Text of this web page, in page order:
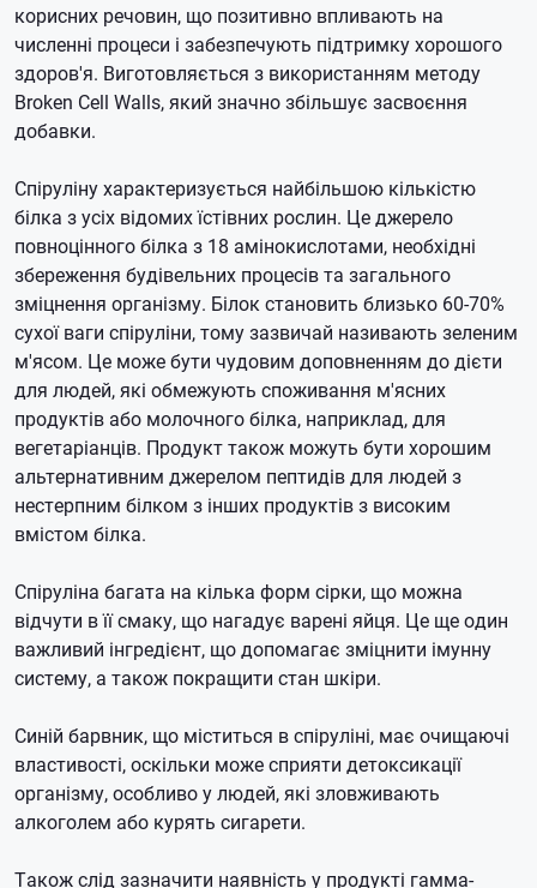
корисних речовин, що позитивно впливають на
численні процеси і забезпечують підтримку хорошого
здоров'я. Виготовляється з використанням методу
Broken Cell Walls, який значно збільшує засвоєння
добавки.
Спіруліну характеризується найбільшою кількістю
білка з усіх відомих їстівних рослин. Це джерело
повноцінного білка з 18 амінокислотами, необхідні
збереження будівельних процесів та загального
зміцнення організму. Білок становить близько 60-70%
сухої ваги спіруліни, тому зазвичай називають зеленим
м'ясом. Це може бути чудовим доповненням до дієти
для людей, які обмежують споживання м'ясних
продуктів або молочного білка, наприклад, для
вегетаріанців. Продукт також можуть бути хорошим
альтернативним джерелом пептидів для людей з
нестерпним білком з інших продуктів з високим
вмістом білка.
Спіруліна багата на кілька форм сірки, що можна
відчути в її смаку, що нагадує варені яйця. Це ще один
важливий інгредієнт, що допомагає зміцнити імунну
систему, а також покращити стан шкіри.
Синій барвник, що міститься в спіруліні, має очищаючі
властивості, оскільки може сприяти детоксикації
організму, особливо у людей, які зловживають
алкоголем або курять сигарети.
Також слід зазначити наявність у продукті гамма-